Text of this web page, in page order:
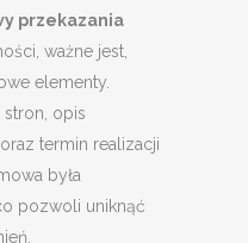
przekazania
ważne jest,
elementy.
stron, opis
termin realizacji
była
pozwoli uniknąć